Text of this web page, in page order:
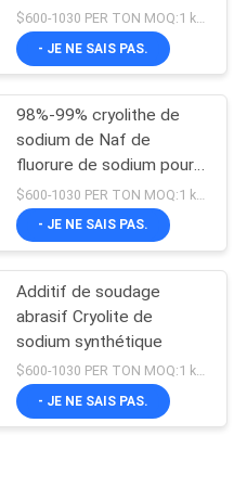
- JE NE SAIS PAS.
98%-99% cryolithe de
sodium de Naf de
fluorure de sodium pour
l'électrolyse en aluminium
- JE NE SAIS PAS.
Additif de soudage
abrasif Cryolite de
sodium synthétique
$600-1030 PER TON MOQ:1 kg ou plus
- JE NE SAIS PAS.